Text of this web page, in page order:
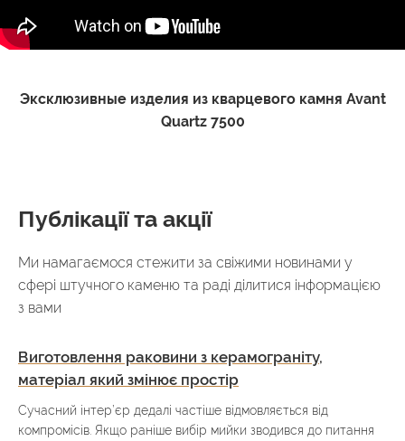
Эксклюзивные изделия из кварцевого камня Avant
Quartz 7500
Публікації та акції
Ми намагаємося стежити за свіжими новинами у
сфері штучного каменю та раді ділитися інформацією
з вами
Виготовлення раковини з керамограніту,
матеріал який змінює простір
Сучасний інтер’єр дедалі частіше відмовляється від
компромісів. Якщо раніше вибір мийки зводився до питання